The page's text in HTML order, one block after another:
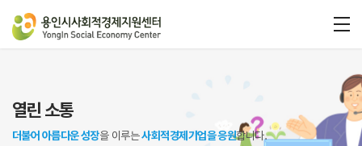
열린 소통
더불어 아름다운 성장을 이루는사회적경제기업을 응원합니다.